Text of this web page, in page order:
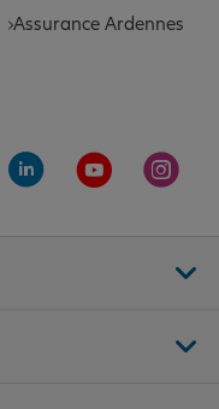
Assurance Ardennes
Facebook de Allianz
la page Twitter de
Aller sur la page
Aller sur la
Aller